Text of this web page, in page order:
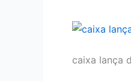
caixa lança